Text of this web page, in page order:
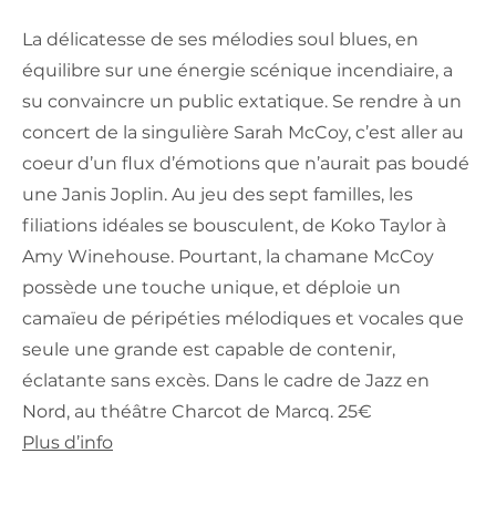
La délicatesse de ses mélodies soul blues, en
équilibre sur une énergie scénique incendiaire, a
su convaincre un public extatique. Se rendre à un
concert de la singulière Sarah McCoy, c’est aller au
coeur d’un flux d’émotions que n’aurait pas boudé
une Janis Joplin. Au jeu des sept familles, les
filiations idéales se bousculent, de Koko Taylor à
Amy Winehouse. Pourtant, la chamane McCoy
possède une touche unique, et déploie un
camaïeu de péripéties mélodiques et vocales que
seule une grande est capable de contenir,
éclatante sans excès. Dans le cadre de Jazz en
Nord, au théâtre Charcot de Marcq. 25€
Plus d’info